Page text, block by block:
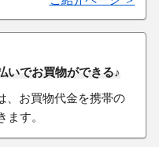
いでお買物ができる♪
、お買物代金を携帯の
す。